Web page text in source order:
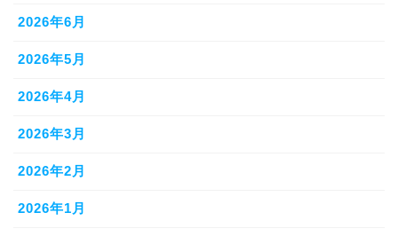
2026年6月
2026年5月
2026年4月
2026年3月
2026年2月
2026年1月